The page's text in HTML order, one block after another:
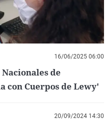
16/06/2025 06:00
de
con Cuerpos de Lewy'
20/09/2024 14:30